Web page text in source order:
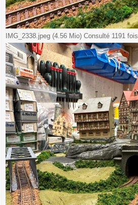
IMG_2338.jpeg (4.56 Mio) Consulté 1191 fois